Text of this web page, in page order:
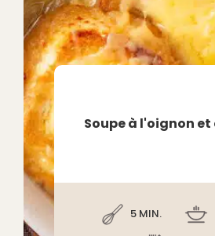
Soupe à l'oignon
5 MIN.